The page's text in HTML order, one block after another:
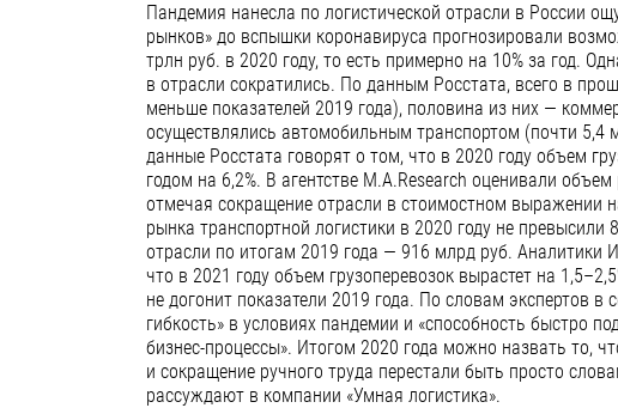
Пандемия нанесла по логистической отрасли в России
рынков» до вспышки коронавируса прогнозировали
трлн руб. в 2020 году, то есть примерно на 10% за год.
в отрасли сократились. По данным Росстата, всего в
меньше показателей 2019 года), половина из них —
осуществлялись автомобильным транспортом (почти
данные Росстата говорят о том, что в 2020 году объем
годом на 6,2%. В агентстве M.A.Research оценивали
отмечая сокращение отрасли в стоимостном выражении
рынка транспортной логистики в 2020 году не
отрасли по итогам 2019 года — 916 млрд руб. Аналитики
что в 2021 году объем грузоперевозок вырастет на
не догонит показатели 2019 года. По словам экспертов в
гибкость» в условиях пандемии и «способность быстро
бизнес-процессы». Итогом 2020 года можно назвать то,
и сокращение ручного труда перестали быть просто
рассуждают в компании «Умная логистика».